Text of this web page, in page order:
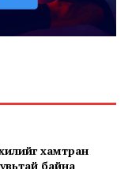
хамтран
байна